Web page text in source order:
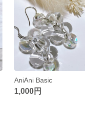
AniAni Basic
1,000円